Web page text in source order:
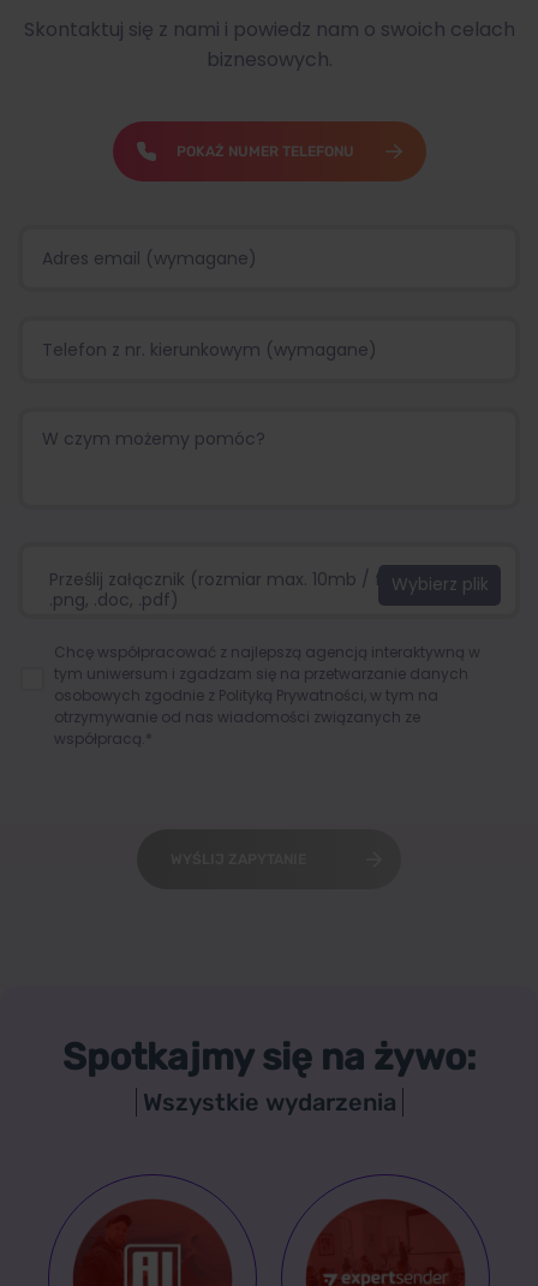
Skontaktuj się z nami i powiedz nam o swoich celach
biznesowych.
POKAŻ NUMER TELEFONU
Prześlij załącznik (rozmiar max. 10mb / format:.jpg,
.png, .doc, .pdf)
Chcę współpracować z najlepszą agencją interaktywną w
tym uniwersum i zgadzam się na przetwarzanie danych
osobowych zgodnie z Polityką Prywatności , w tym na
otrzymywanie od nas wiadomości związanych ze
współpracą.*
Spotkajmy się na żywo:
Wszystkie wydarzenia